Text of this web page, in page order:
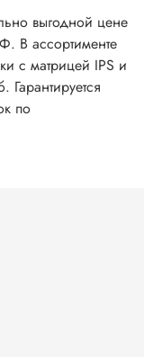
выгодной цене
В ассортименте
с матрицей IPS и
по